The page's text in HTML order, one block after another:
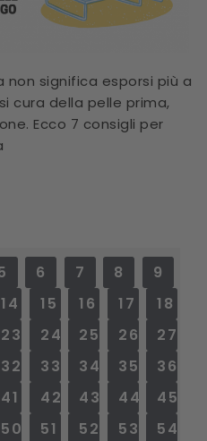
significa esporsi più a
cura della pelle prima,
Ecco 7 consigli per
6 7 8
9
14 15 16 17
18
23 24 25 26
27
32 33 34 35
36
41 42 43 44
45
50 51 52 53
54